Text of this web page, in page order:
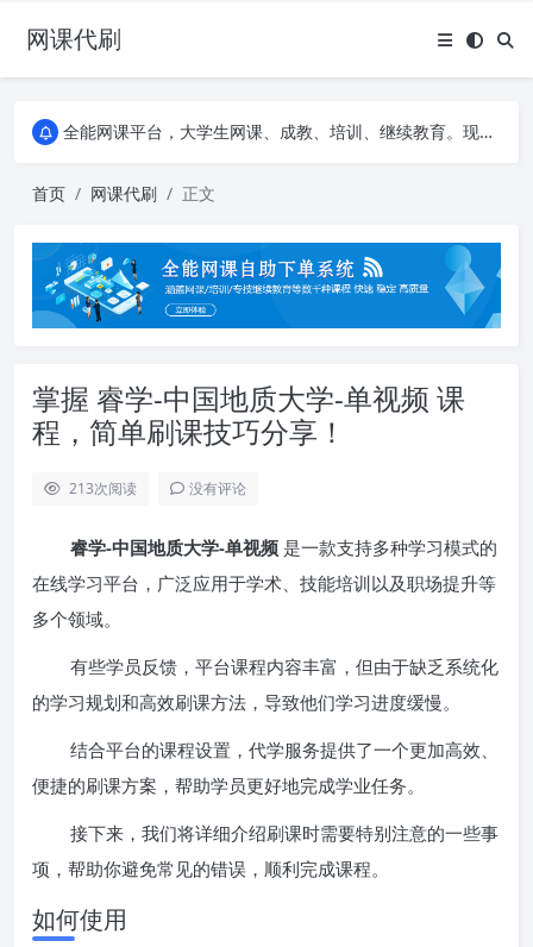
网课代刷
AI论文写作平台，根据真实文献内容生成论文
全能网课平台，大学生网课、成教、培训、继续教育。现已接入代刷代考项目3000+
全能网课平台，大学生网课、成教、培训、继续教育。现已接入代刷代考项目3000+
首页 网课代刷 正文
掌握 睿学-中国地质大学-单视频 课
程，简单刷课技巧分享！
213次阅读 没有评论
睿学-中国地质大学-单视频 是一款支持多种学习模式的
在线学习平台，广泛应用于学术、技能培训以及职场提升等
多个领域。
有些学员反馈，平台课程内容丰富，但由于缺乏系统化
的学习规划和高效刷课方法，导致他们学习进度缓慢。
结合平台的课程设置，代学服务提供了一个更加高效、
便捷的刷课方案，帮助学员更好地完成学业任务。
接下来，我们将详细介绍刷课时需要特别注意的一些事
项，帮助你避免常见的错误，顺利完成课程。
如何使用